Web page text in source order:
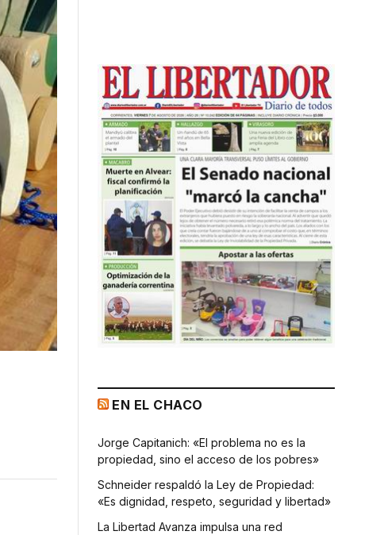
EN EL CHACO
Jorge Capitanich: «El problema no es la
propiedad, sino el acceso de los pobres»
Schneider respaldó la Ley de Propiedad:
«Es dignidad, respeto, seguridad y libertad»
La Libertad Avanza impulsa una red